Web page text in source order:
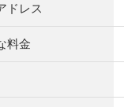
ドレス
料金